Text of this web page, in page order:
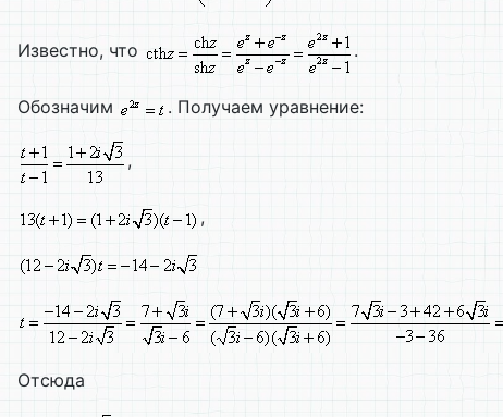
Известно, что .
Обозначим . Получаем уравнение:
,
,
Отсюда